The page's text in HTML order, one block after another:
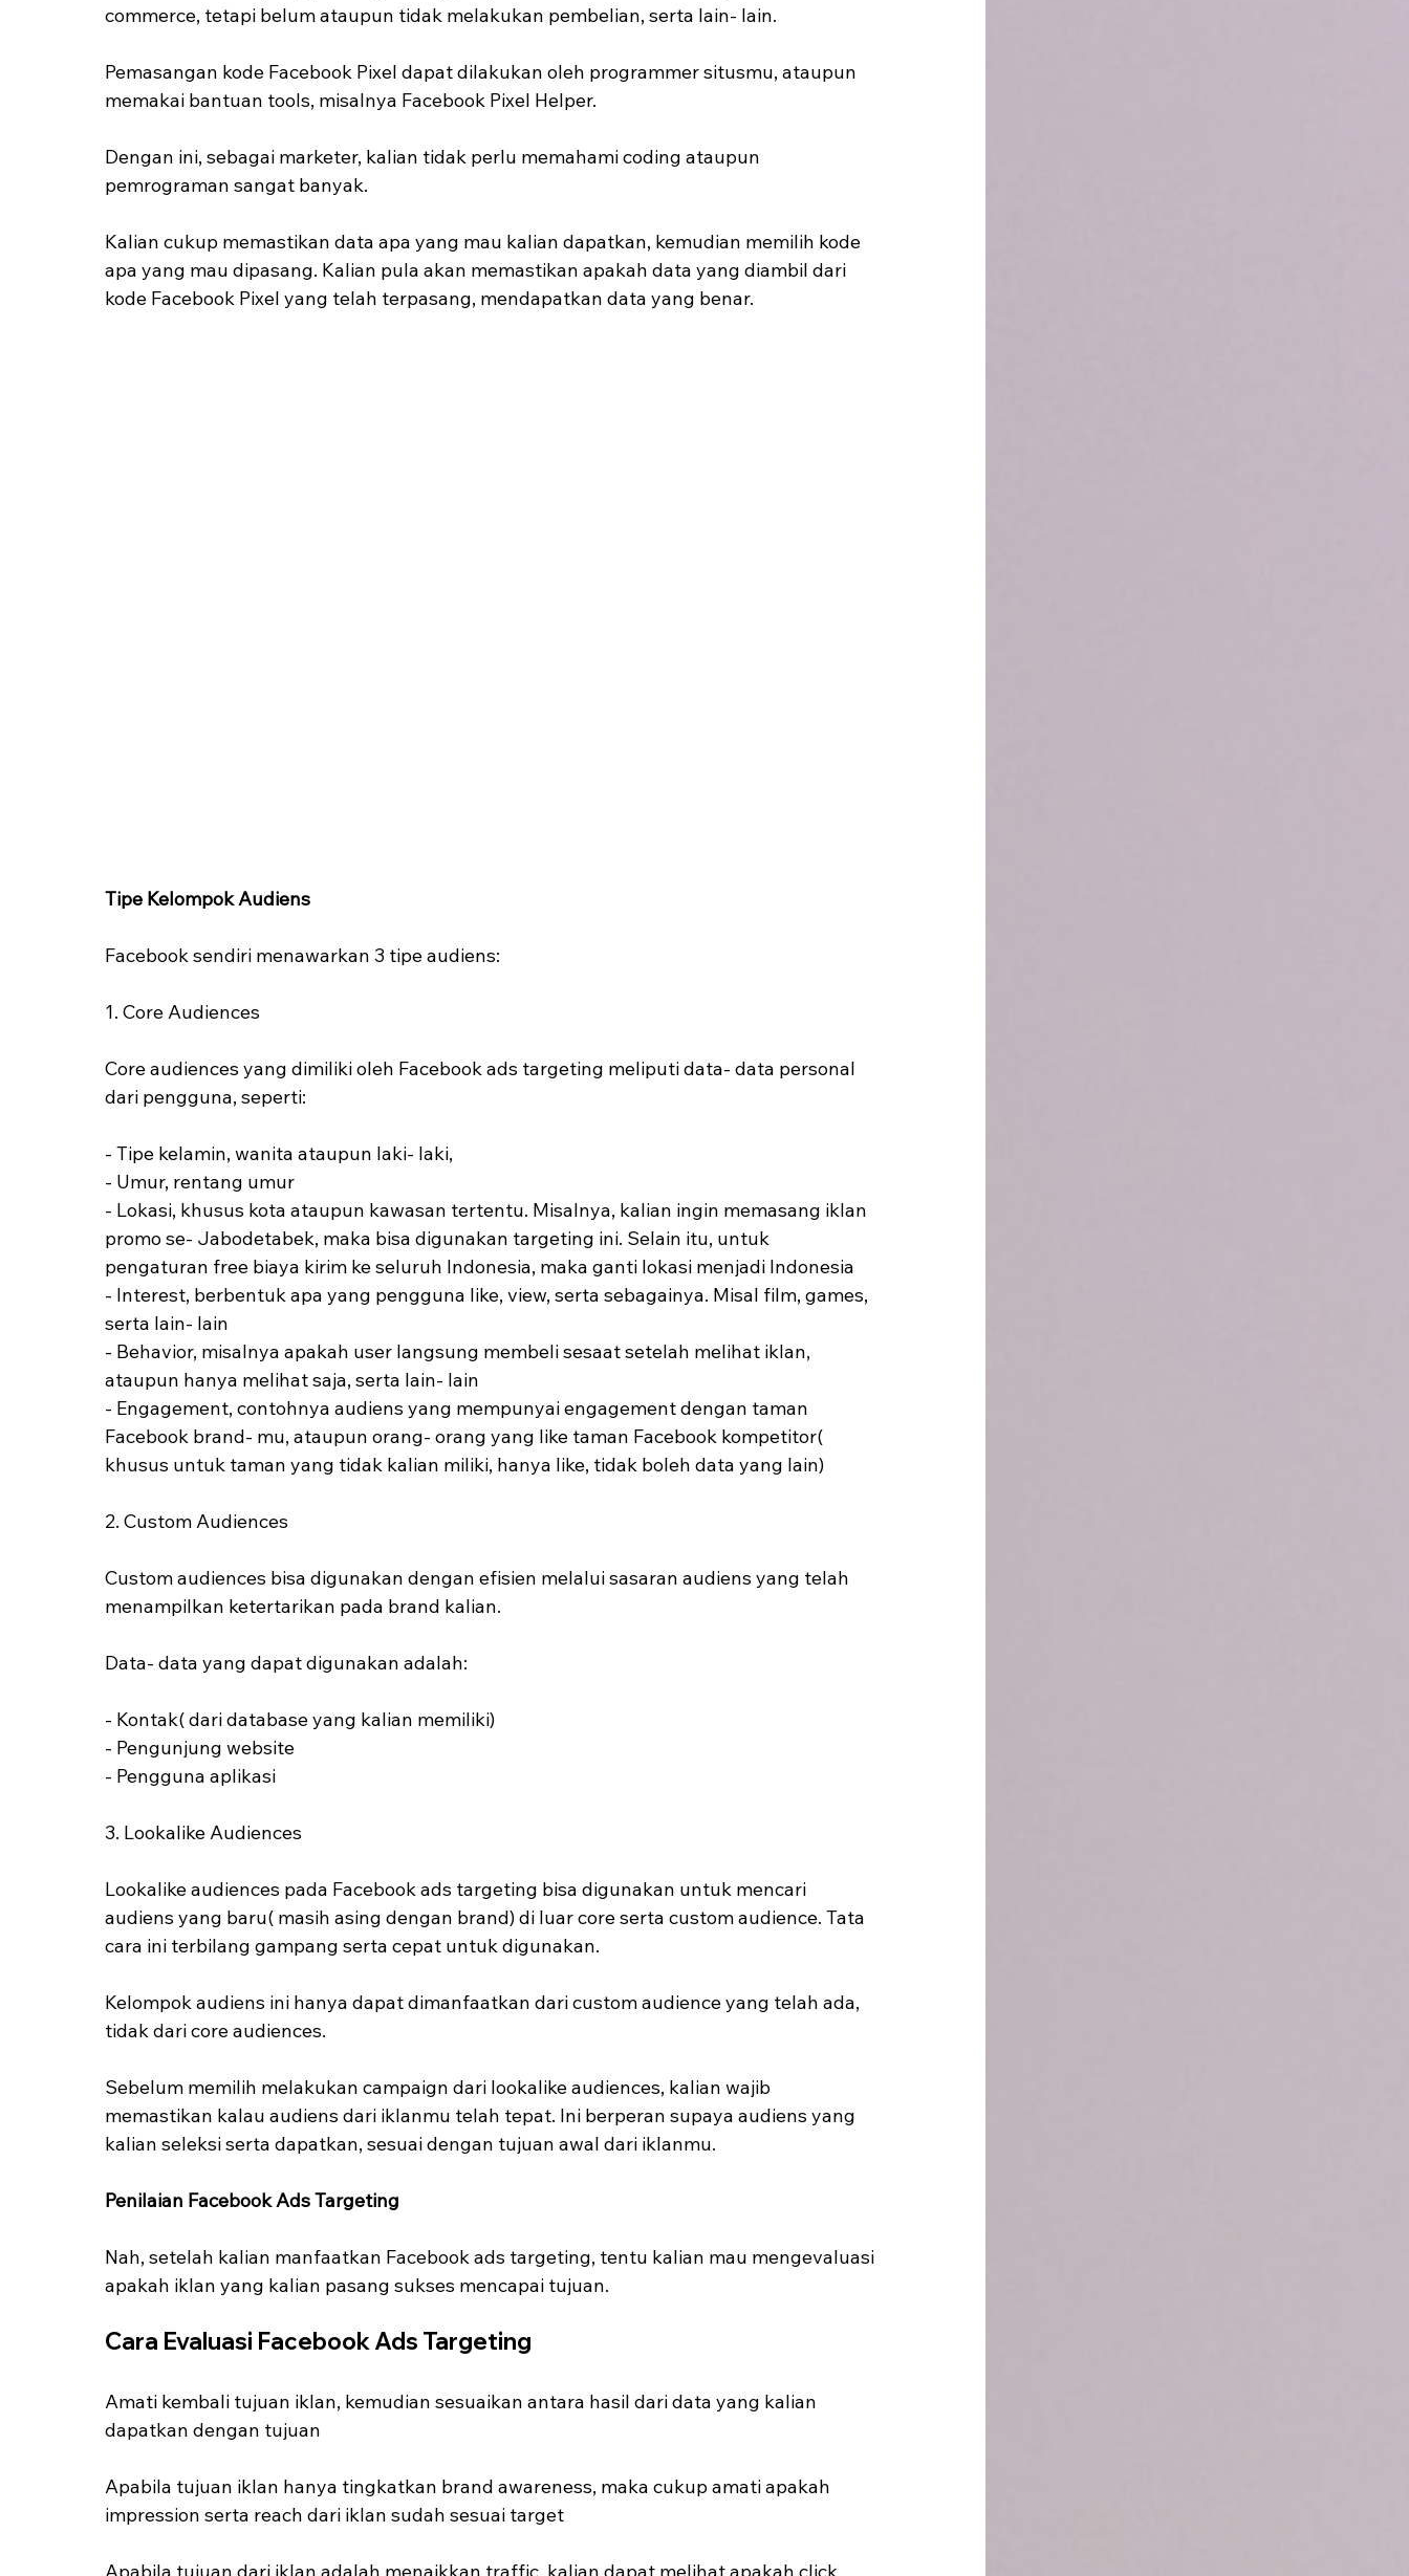
commerce, tetapi belum ataupun tidak melakukan pembelian, serta lain- lain.
Pemasangan kode Facebook Pixel dapat dilakukan oleh programmer situsmu, ataupun
memakai bantuan tools, misalnya Facebook Pixel Helper.
Dengan ini, sebagai marketer, kalian tidak perlu memahami coding ataupun
pemrograman sangat banyak.
Kalian cukup memastikan data apa yang mau kalian dapatkan, kemudian memilih kode
apa yang mau dipasang. Kalian pula akan memastikan apakah data yang diambil dari
kode Facebook Pixel yang telah terpasang, mendapatkan data yang benar.
Tipe Kelompok Audiens
Facebook sendiri menawarkan 3 tipe audiens:
1. Core Audiences
Core audiences yang dimiliki oleh Facebook ads targeting meliputi data- data personal
dari pengguna, seperti:
- Tipe kelamin, wanita ataupun laki- laki,
- Umur, rentang umur
- Lokasi, khusus kota ataupun kawasan tertentu. Misalnya, kalian ingin memasang iklan
promo se- Jabodetabek, maka bisa digunakan targeting ini. Selain itu, untuk
pengaturan free biaya kirim ke seluruh Indonesia, maka ganti lokasi menjadi Indonesia
- Interest, berbentuk apa yang pengguna like, view, serta sebagainya. Misal film, games,
serta lain- lain
- Behavior, misalnya apakah user langsung membeli sesaat setelah melihat iklan,
ataupun hanya melihat saja, serta lain- lain
- Engagement, contohnya audiens yang mempunyai engagement dengan taman
Facebook brand- mu, ataupun orang- orang yang like taman Facebook kompetitor(
khusus untuk taman yang tidak kalian miliki, hanya like, tidak boleh data yang lain)
2. Custom Audiences
Custom audiences bisa digunakan dengan efisien melalui sasaran audiens yang telah
menampilkan ketertarikan pada brand kalian.
Data- data yang dapat digunakan adalah:
- Kontak( dari database yang kalian memiliki)
- Pengunjung website
- Pengguna aplikasi
3. Lookalike Audiences
Lookalike audiences pada Facebook ads targeting bisa digunakan untuk mencari
audiens yang baru( masih asing dengan brand) di luar core serta custom audience. Tata
cara ini terbilang gampang serta cepat untuk digunakan.
Kelompok audiens ini hanya dapat dimanfaatkan dari custom audience yang telah ada,
tidak dari core audiences.
Sebelum memilih melakukan campaign dari lookalike audiences, kalian wajib
memastikan kalau audiens dari iklanmu telah tepat. Ini berperan supaya audiens yang
kalian seleksi serta dapatkan, sesuai dengan tujuan awal dari iklanmu.
Penilaian Facebook Ads Targeting
Nah, setelah kalian manfaatkan Facebook ads targeting, tentu kalian mau mengevaluasi
apakah iklan yang kalian pasang sukses mencapai tujuan.
Cara Evaluasi Facebook Ads Targeting
Amati kembali tujuan iklan, kemudian sesuaikan antara hasil dari data yang kalian
dapatkan dengan tujuan
Apabila tujuan iklan hanya tingkatkan brand awareness, maka cukup amati apakah
impression serta reach dari iklan sudah sesuai target
Apabila tujuan dari iklan adalah menaikkan traffic, kalian dapat melihat apakah click